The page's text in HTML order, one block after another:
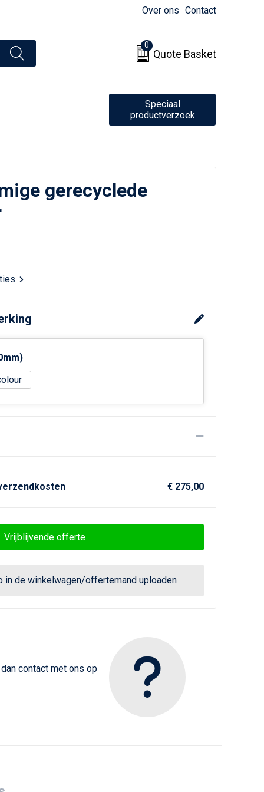
Over ons Contact
0
Quote Basket
Speciaal
productverzoek
gerecyclede
€ 275,00
Vrijblijvende offerte
in de winkelwagen/offertemand uploaden
contact met ons op